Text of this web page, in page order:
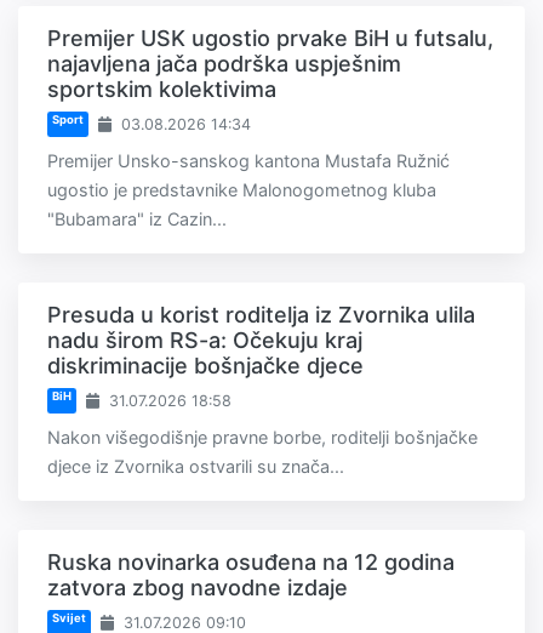
Premijer USK ugostio prvake BiH u futsalu,
najavljena jača podrška uspješnim
sportskim kolektivima
Sport 03.08.2026 14:34
Premijer Unsko-sanskog kantona Mustafa Ružnić
ugostio je predstavnike Malonogometnog kluba
"Bubamara" iz Cazin...
Presuda u korist roditelja iz Zvornika ulila
nadu širom RS-a: Očekuju kraj
diskriminacije bošnjačke djece
BiH 31.07.2026 18:58
Nakon višegodišnje pravne borbe, roditelji bošnjačke
djece iz Zvornika ostvarili su znača...
Ruska novinarka osuđena na 12 godina
zatvora zbog navodne izdaje
Svijet 31.07.2026 09:10